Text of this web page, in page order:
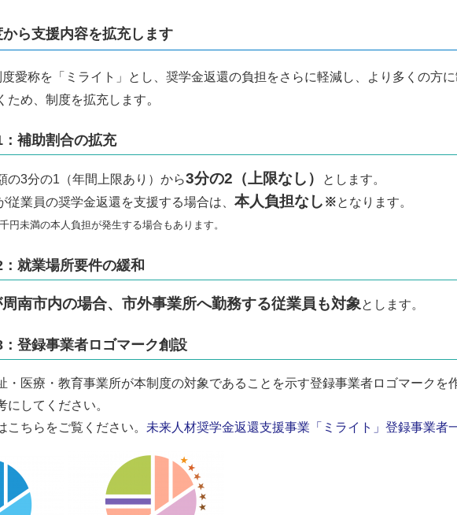
ら支援内容を拡充します
愛称を「ミライト」とし、奨学金返還の負担をさらに軽減し、より多くの方
ため、制度を拡充します。
補助割合の拡充
の3分の1（年間上限あり）から3分の2（上限なし）
とします。​
従業員の奨学金返還を支援する場合は、 本人負担なし ※となります。
円未満の本人負担が発生する場合もあります。
就業場所要件の緩和
南市内の場合、市外事業所へ勤務する従業員も対象とします。
登録事業者ロゴマーク創設
・医療・教育事業所が本制度の対象であることを示す登録事業者ロゴマークを
にしてください。
こちらをご覧ください。 未来人材奨学金返還支援事業「ミライト」登録事業者